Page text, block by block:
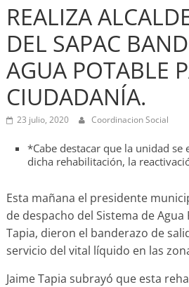
REALIZA
DEL SAPAC
AGUA POTABLE
CIUDADANÍA.
23 julio, 2020 Coordinacion Social
*Cabe destacar que la unidad
dicha rehabilitación, la
Esta mañana el presidente
de despacho del Sistema de
Tapia, dieron el banderazo de
servicio del vital líquido en las
Jaime Tapia subrayó que esta